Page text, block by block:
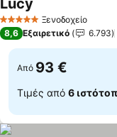
5 Αστέρια Ξενοδοχείο
Lucy
8,6 Εξαιρετικό 6.793
Από 93 €
Τιμές από 6